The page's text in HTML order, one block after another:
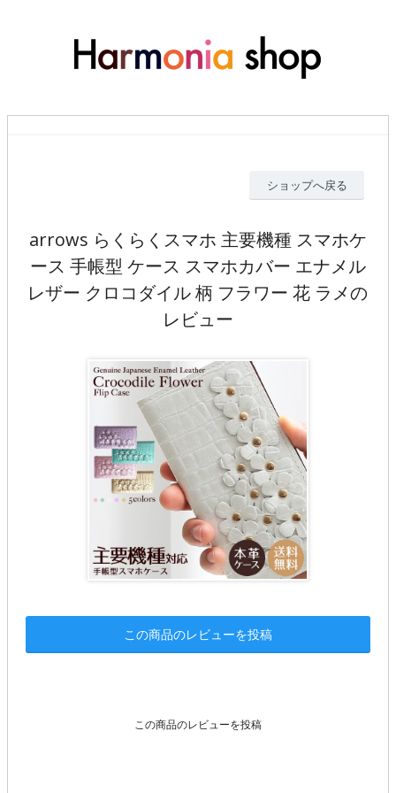
ショップへ戻る
arrows らくらくスマホ 主要機種 スマホケ
ース 手帳型 ケース スマホカバー エナメル
レザー クロコダイル 柄 フラワー 花 ラメの
レビュー
この商品のレビューを投稿
この商品のレビューを投稿